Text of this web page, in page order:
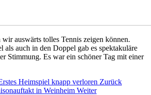
auswärts tolles Tennis zeigen können.
als auch in den Doppel gab es spektakuläre
Stimmung. Es war ein schöner Tag mit einer
Heimspiel knapp verloren Zurück
in Weinheim Weiter